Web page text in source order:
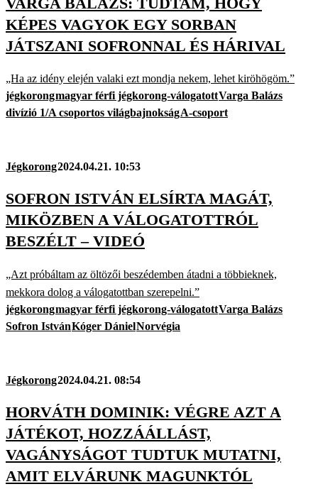
KÉPES VAGYOK EGY SORBAN
JÁTSZANI SOFRONNAL ÉS HÁRIVAL
„Ha az idény elején valaki ezt mondja nekem, lehet kiröhögöm.”
jégkorongmagyar férfi jégkorong-válogatottVarga Balázs
divízió 1/A csoportos világbajnokságA-csoport
Jégkorong2024.04.21. 10:53
SOFRON ISTVÁN ELSÍRTA MAGÁT,
MIKÖZBEN A VÁLOGATOTTRÓL
BESZÉLT – VIDEÓ
„Azt próbáltam az öltözői beszédemben átadni a többieknek,
mekkora dolog a válogatottban szerepelni.”
jégkorongmagyar férfi jégkorong-válogatottVarga Balázs
Sofron IstvánKóger DánielNorvégia
Jégkorong2024.04.21. 08:54
HORVÁTH DOMINIK: VÉGRE AZT A
JÁTÉKOT, HOZZÁÁLLÁST,
VAGÁNYSÁGOT TUDTUK MUTATNI,
AMIT ELVÁRUNK MAGUNKTÓL